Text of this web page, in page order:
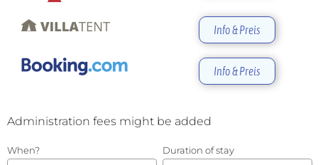
Info & Preis
Info & Preis